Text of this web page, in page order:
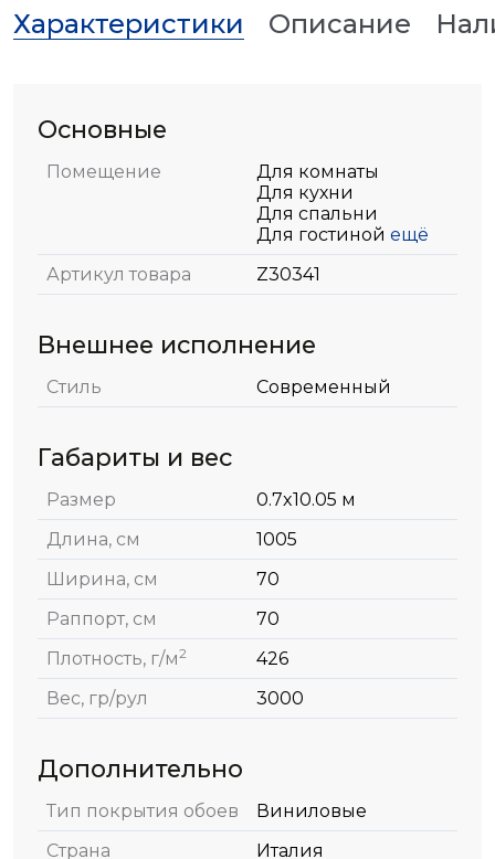
Характеристики Описание
Основные
Помещение
Для комнаты
Для кухни
Для спальни
Для гостиной ещё
Артикул товара
Z30341
Внешнее исполнение
Стиль Современный
Габариты и вес
Размер
0.7x10.05 м
Длина, см
1005
Ширина, см
70
Раппорт, см
70
Плотность, г/м2
426
Вес, гр/рул
3000
Дополнительно
Тип покрытия обоев
Виниловые
Страна
Италия